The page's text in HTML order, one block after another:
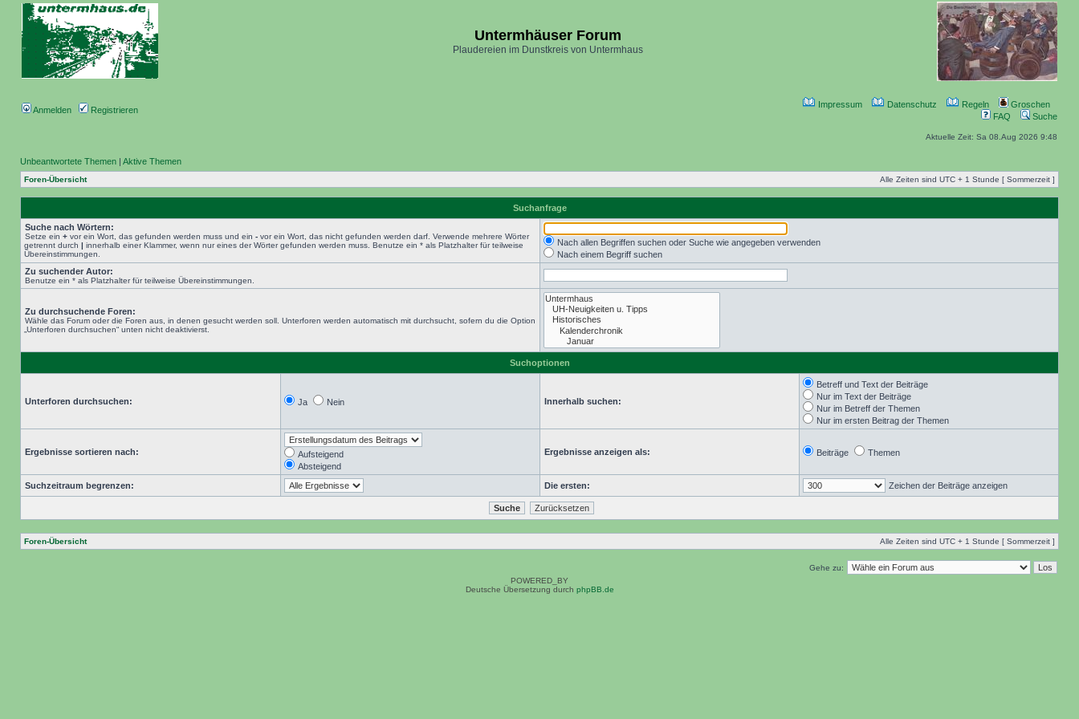
Untermhäuser Forum
Plaudereien im Dunstkreis von Untermhaus
Anmelden Registrieren
Impressum Datenschutz Regeln
Groschen
FAQ
Suche
Aktuelle Zeit: Sa 08.Aug 2026 9:48
Unbeantwortete Themen | Aktive Themen
Foren-Übersicht Alle Zeiten sind UTC + 1 Stunde [ Sommerzeit ]
Suchanfrage
Suche nach Wörtern:
Setze ein + vor ein Wort, das gefunden werden muss und ein - vor ein Wort, das nicht gefunden werden darf. Verwende mehrere Wörter
getrennt durch | innerhalb einer Klammer, wenn nur eines der Wörter gefunden werden muss. Benutze ein * als Platzhalter für teilweise
Übereinstimmungen.
Nach allen Begriffen suchen oder Suche wie angegeben verwenden
Nach einem Begriff suchen
Zu suchender Autor:
Benutze ein * als Platzhalter für teilweise Übereinstimmungen.
Zu durchsuchende Foren:
Wähle das Forum oder die Foren aus, in denen gesucht werden soll. Unterforen werden automatisch mit durchsucht, sofern du die Option
„Unterforen durchsuchen“ unten nicht deaktivierst.
Suchoptionen
Unterforen durchsuchen: Ja Nein Innerhalb suchen:
Betreff und Text der Beiträge
Nur im Text der Beiträge
Nur im Betreff der Themen
Nur im ersten Beitrag der Themen
Ergebnisse sortieren nach:
Aufsteigend
Absteigend
Ergebnisse anzeigen als: Beiträge Themen
Suchzeitraum begrenzen: Die ersten: Zeichen der Beiträge anzeigen
Foren-Übersicht Alle Zeiten sind UTC + 1 Stunde [ Sommerzeit ]
Gehe zu:
POWERED_BY
Deutsche Übersetzung durch phpBB.de